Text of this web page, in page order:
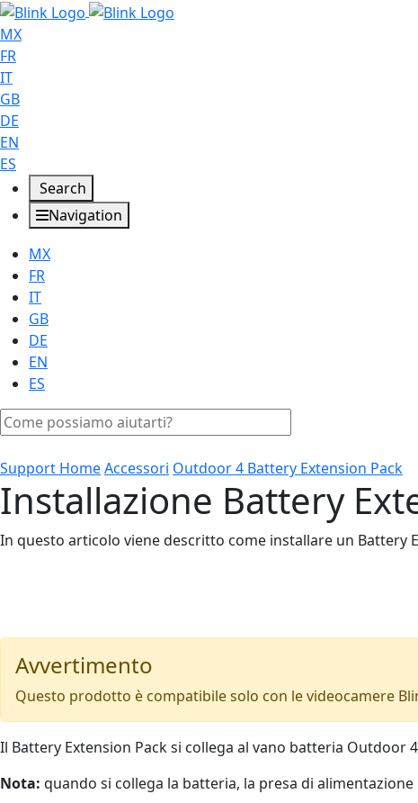
MX
FR
IT
GB
DE
EN
ES
Search
Navigation
MX
FR
IT
GB
DE
EN
ES
Support HomeAccessori Outdoor 4 Battery Extension Pack
Installazione Battery
In questo articolo viene descritto come installare un Battery
Avvertimento
Questo prodotto è compatibile solo con le videocamere
Il Battery Extension Pack si collega al vano batteria
Nota: quando si collega la batteria, la presa di